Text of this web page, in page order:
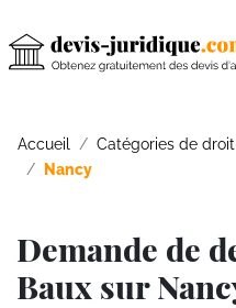
Accueil Catégories de droit
Nancy
Demande de
Baux sur